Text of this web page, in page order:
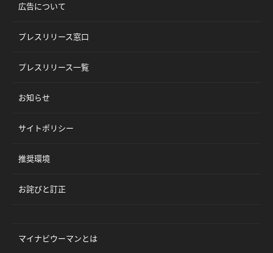
広告について
プレスリリース窓口
プレスリリース一覧
お知らせ
サイトポリシー
推奨環境
お詫びと訂正
マイナビウーマンとは